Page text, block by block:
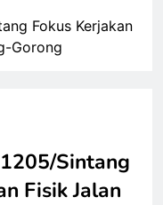
Fokus Kerjakan
Gorong
Sintang
Fisik Jalan